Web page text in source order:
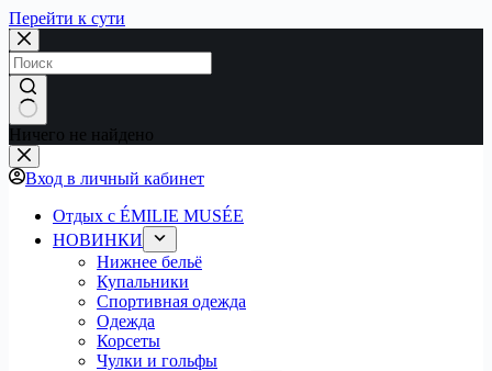
Перейти к сути
Ничего не найдено
Вход в личный кабинет
Отдых с ÉMILIE MUSÉE
НОВИНКИ
Нижнее бельё
Купальники
Спортивная одежда
Одежда
Корсеты
Чулки и гольфы